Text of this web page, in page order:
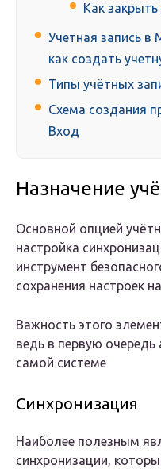
Как
Учетная запись в
как создать
Типы учётных
Схема создания
Вход
Назначение
Основной опцией
настройка
инструмент
сохранения настроек
Важность этого
ведь в первую очередь
самой системе
Синхронизация
Наиболее полезным
синхронизации,